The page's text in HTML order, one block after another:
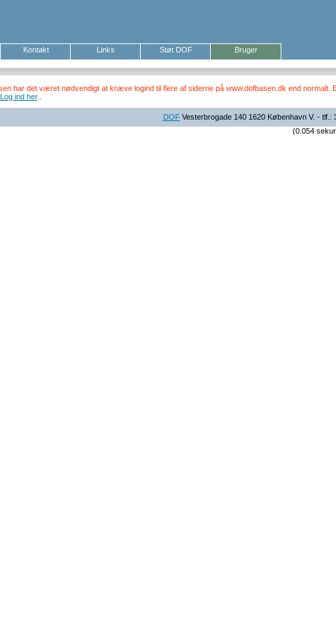
Kontakt Links Støt DOF Bruger
har det været nødvendigt at kræve logind til flere af siderne på www.dofbasen.dk end
Log ind her.
DOFVesterbrogade 140 1620 København V. - tlf.:
(0.054